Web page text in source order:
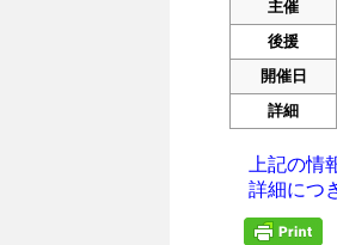
主催
後援
開催日
詳細
上記の情
詳細につ